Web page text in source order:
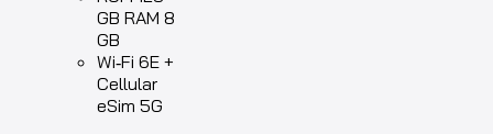
GB RAM 8
GB
Wi‑Fi 6E +
Cellular
eSim 5G